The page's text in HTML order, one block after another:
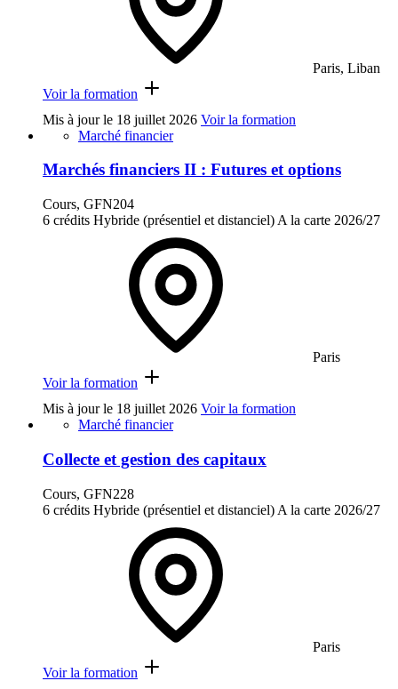
Paris, Liban
Voir la formation
Mis à jour le 18 juillet 2026 Voir la formation
Marché financier
Marchés financiers II : Futures et options
Cours, GFN204
6 crédits Hybride (présentiel et distanciel) A la carte 2026/27
Paris
Voir la formation
Mis à jour le 18 juillet 2026 Voir la formation
Marché financier
Collecte et gestion des capitaux
Cours, GFN228
6 crédits Hybride (présentiel et distanciel) A la carte 2026/27
Paris
Voir la formation